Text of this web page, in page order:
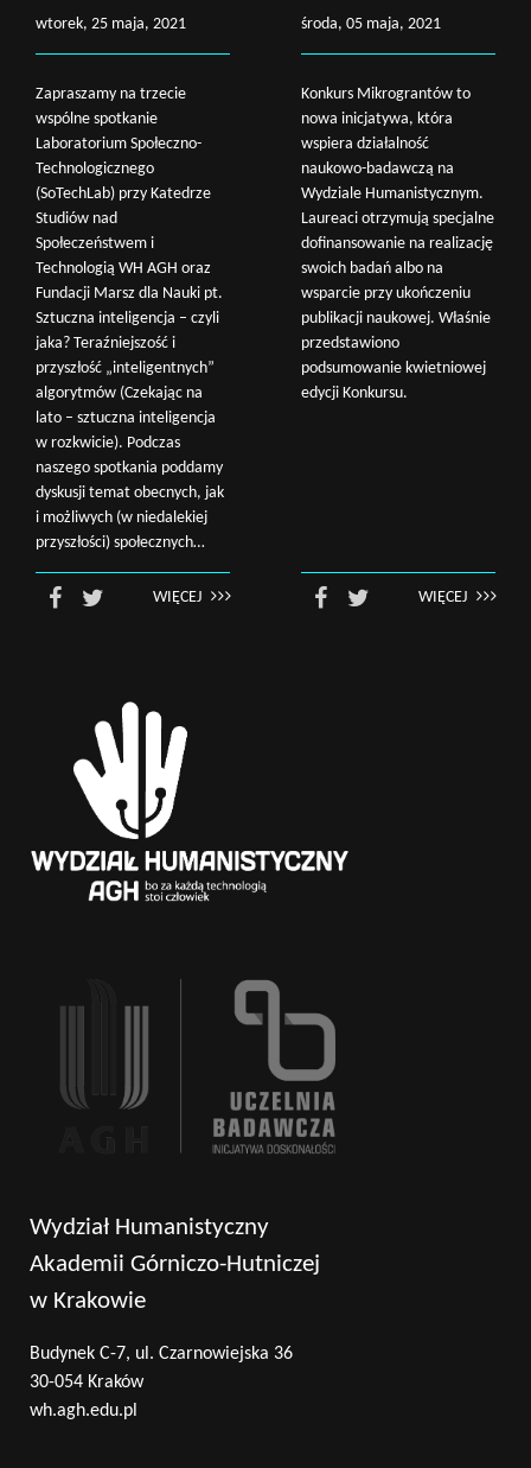
wtorek, 25 maja, 2021
Zapraszamy na trzecie
wspólne spotkanie
Laboratorium Społeczno-
Technologicznego
(SoTechLab) przy Katedrze
Studiów nad
Społeczeństwem i
Technologią WH AGH oraz
Fundacji Marsz dla Nauki pt.
Sztuczna inteligencja – czyli
jaka? Teraźniejszość i
przyszłość „inteligentnych”
algorytmów (Czekając na
lato – sztuczna inteligencja
w rozkwicie). Podczas
naszego spotkania poddamy
dyskusji temat obecnych, jak
i możliwych (w niedalekiej
przyszłości) społecznych…
WIĘCEJ
środa, 05 maja, 2021
Konkurs Mikrograntów to
nowa inicjatywa, która
wspiera działalność
naukowo-badawczą na
Wydziale Humanistycznym.
Laureaci otrzymują specjalne
dofinansowanie na realizację
swoich badań albo na
wsparcie przy ukończeniu
publikacji naukowej. Właśnie
przedstawiono
podsumowanie kwietniowej
edycji Konkursu.
WIĘCEJ
Wydział Humanistyczny
Akademii Górniczo-Hutniczej
w Krakowie
Budynek C-7, ul. Czarnowiejska 36
30-054 Kraków
wh.agh.edu.pl
Wyszukaj na stronie: